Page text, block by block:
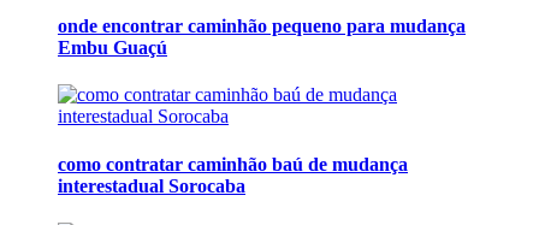
onde encontrar caminhão pequeno para mudança
Embu Guaçú
como contratar caminhão baú de mudança
interestadual Sorocaba